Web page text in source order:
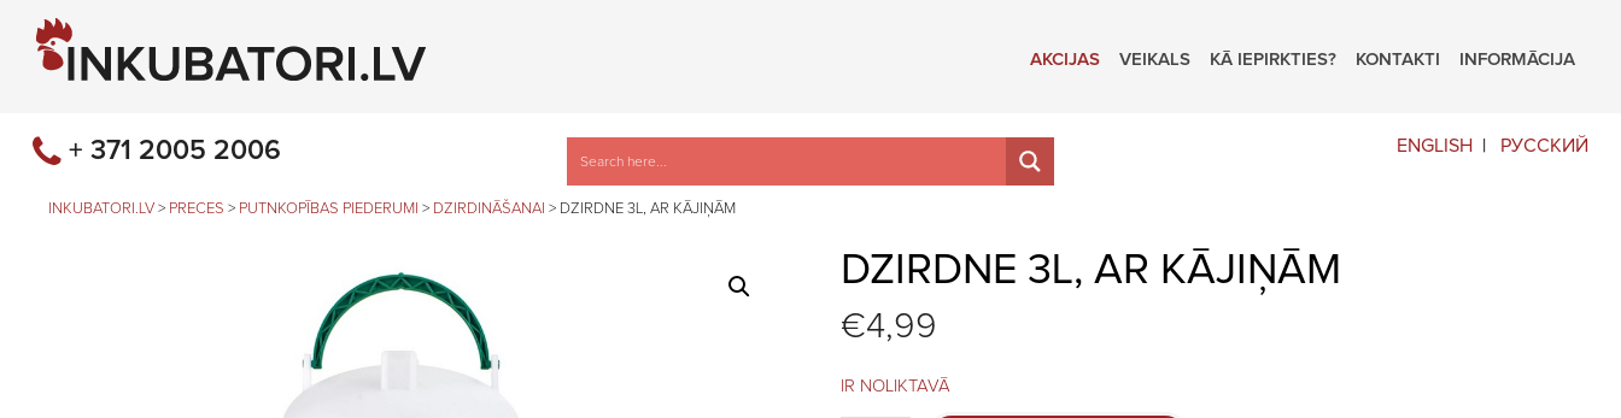
AKCIJAS VEIKALS KĀ IEPIRKTIES? KONTAKTI INFORMĀCIJA
ENGLISH РУССКИЙ
+ 371 2005 2006
INKUBATORI.LV > PRECES > PUTNKOPĪBAS PIEDERUMI > DZIRDINĀŠANAI > DZIRDNE 3L, AR KĀJIŅĀM
DZIRDNE 3L, AR KĀJIŅĀM
€4,99
IR NOLIKTAVĀ